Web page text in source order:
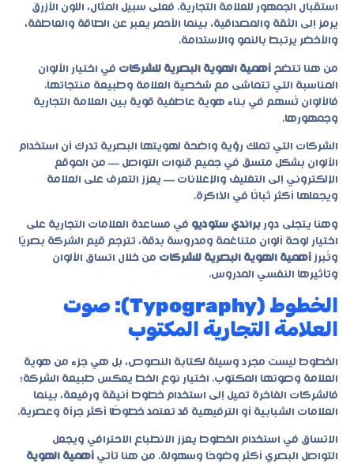
استقبال الجمهور للعلامة التجارية. فعلى سبيل المثال، اللون الأزرق
يرمز إلى الثقة والمصداقية، بينما الأحمر يعبر عن الطاقة والعاطفة،
والأخضر يرتبط بالنمو والاستدامة.
من هنا تتضح أهمية الهوية البصرية للشركات في اختيار الألوان
المناسبة التي تتماشى مع شخصية العلامة وطبيعة منتجاتها.
فالألوان تُسهم في بناء هوية عاطفية قوية بين العلامة التجارية
وجمهورها.
الشركات التي تملك رؤية واضحة لهويتها البصرية تدرك أن استخدام
الألوان بشكل متسق في جميع قنوات التواصل — من الموقع
الإلكتروني إلى التغليف والإعلانات — يعزز التعرف على العلامة
ويجعلها أكثر ثباتًا في الذاكرة.
وهنا يتجلى دور براندي ستوديو في مساعدة العلامات التجارية على
اختيار لوحة ألوان متناغمة ومدروسة بدقة، تترجم قيم الشركة بصريًا
وتُبرز أهمية الهوية البصرية للشركات من خلال اتساق الألوان
وتأثيرها النفسي المدروس.
الخطوط (Typography): صوت
العلامة التجارية المكتوب
الخطوط ليست مجرد وسيلة لكتابة النصوص، بل هي جزء من هوية
العلامة وصوتها المكتوب. اختيار نوع الخط يعكس طبيعة الشركة؛
فالشركات الفاخرة تميل إلى استخدام خطوط أنيقة ورفيعة، بينما
العلامات الشبابية أو الترفيهية قد تعتمد خطوطًا أكثر جرأة وعصرية.
الاتساق في استخدام الخطوط يعزز الانطباع الاحترافي ويجعل
التواصل البصري أكثر وضوحًا وسهولة. من هنا تأتي أهمية الهوية